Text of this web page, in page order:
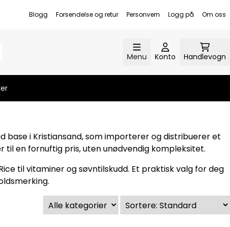
Blogg Forsendelse og retur Personvern Logg på Om oss
Menu Konto Handlevogn
base i Kristiansand, som importerer og distribuerer et
en fornuftig pris, uten unødvendig kompleksitet.
til vitaminer og søvntilskudd. Et praktisk valg for deg